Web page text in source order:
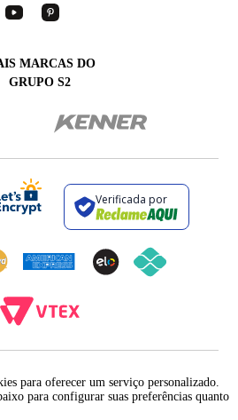
para oferecer um serviço personalizado.
para configurar suas preferências quanto
MARCAS DO
GRUPO S2
Verificada por
12.093.445/0002-23
331 - ANEXO 2 - CENTRO - PIRAÍ - RIO DE
CEP.: 27.175-000